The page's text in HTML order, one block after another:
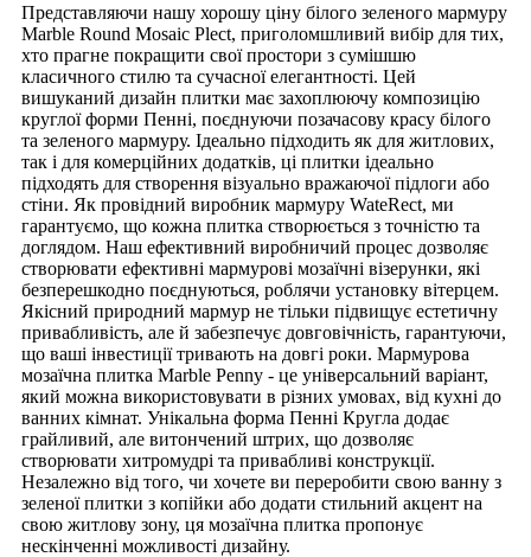
Представляючи нашу хорошу ціну білого зеленого мармуру
Marble Round Mosaic Plect, приголомшливий вибір для тих,
хто прагне покращити свої простори з сумішшю
класичного стилю та сучасної елегантності. Цей
вишуканий дизайн плитки має захоплюючу композицію
круглої форми Пенні, поєднуючи позачасову красу білого
та зеленого мармуру. Ідеально підходить як для житлових,
так і для комерційних додатків, ці плитки ідеально
підходять для створення візуально вражаючої підлоги або
стіни. Як провідний виробник мармуру WateRect, ми
гарантуємо, що кожна плитка створюється з точністю та
доглядом. Наш ефективний виробничий процес дозволяє
створювати ефективні мармурові мозаїчні візерунки, які
безперешкодно поєднуються, роблячи установку вітерцем.
Якісний природний мармур не тільки підвищує естетичну
привабливість, але й забезпечує довговічність, гарантуючи,
що ваші інвестиції тривають на довгі роки. Мармурова
мозаїчна плитка Marble Penny - це універсальний варіант,
який можна використовувати в різних умовах, від кухні до
ванних кімнат. Унікальна форма Пенні Кругла додає
грайливий, але витончений штрих, що дозволяє
створювати хитромудрі та привабливі конструкції.
Незалежно від того, чи хочете ви переробити свою ванну з
зеленої плитки з копійки або додати стильний акцент на
свою житлову зону, ця мозаїчна плитка пропонує
нескінченні можливості дизайну.